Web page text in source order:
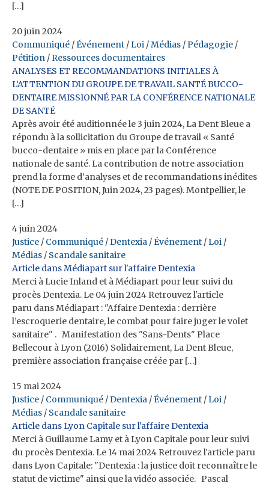
[…]
20 juin 2024
Communiqué /Événement /Loi /Médias /Pédagogie /
Pétition /Ressources documentaires
ANALYSES ET RECOMMANDATIONS INITIALES À
L’ATTENTION DU GROUPE DE TRAVAIL SANTÉ BUCCO-
DENTAIRE MISSIONNÉ PAR LA CONFÉRENCE NATIONALE
DE SANTÉ
Après avoir été auditionnée le 3 juin 2024, La Dent Bleue a
répondu à la sollicitation du Groupe de travail « Santé
bucco-dentaire » mis en place par la Conférence
nationale de santé. La contribution de notre association
prend la forme d’analyses et de recommandations inédites
(NOTE DE POSITION, Juin 2024, 23 pages). Montpellier, le
[…]
4 juin 2024
Justice / Communiqué /Dentexia /Événement /Loi /
Médias / Scandale sanitaire
Article dans Médiapart sur l'affaire Dentexia
Merci à Lucie Inland et à Médiapart pour leur suivi du
procès Dentexia. Le 04 juin 2024 Retrouvez l'article
paru dans Médiapart : "Affaire Dentexia : derrière
l’escroquerie dentaire, le combat pour faire juger le volet
sanitaire" . Manifestation des "Sans-Dents" Place
Bellecour à Lyon (2016) Solidairement, La Dent Bleue,
première association française créée par […]
15 mai 2024
Justice / Communiqué /Dentexia /Événement /Loi /
Médias / Scandale sanitaire
Article dans Lyon Capitale sur l'affaire Dentexia
Merci à Guillaume Lamy et à Lyon Capitale pour leur suivi
du procès Dentexia. Le 14 mai 2024 Retrouvez l'article paru
dans Lyon Capitale: "Dentexia : la justice doit reconnaître le
statut de victime" ainsi que la vidéo associée. Pascal